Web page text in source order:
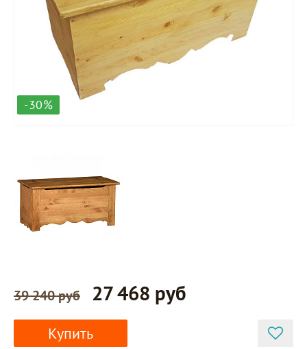
-30%
39 240 руб 27 468 руб
Купить